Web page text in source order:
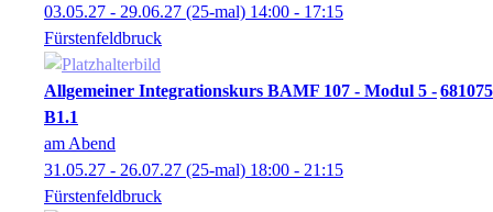
03.05.27 - 29.06.27 (25-mal) 14:00 - 17:15
Fürstenfeldbruck
Allgemeiner Integrationskurs BAMF 107 - Modul 5 -
B1.1
681075
am Abend
31.05.27 - 26.07.27 (25-mal) 18:00 - 21:15
Fürstenfeldbruck